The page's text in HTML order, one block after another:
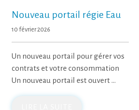
Nouveau portail régie Eau
10 février 2026
Un nouveau portail pour gérer vos
contrats et votre consommation
Un nouveau portail est ouvert …